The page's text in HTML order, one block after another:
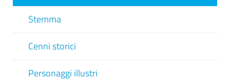
Stemma
Cenni storici
Personaggi illustri